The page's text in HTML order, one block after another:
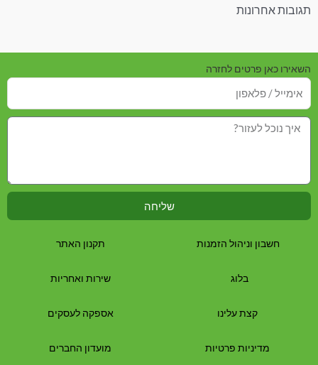
תגובות אחרונות
השאירו כאן פרטים לחזרה
שליחה
חשבון וניהול הזמנות
בלוג
קצת עלינו
מדיניות פרטיות
תקנון האתר
שירות ואחריות
אספקה לעסקים
מועדון החברים